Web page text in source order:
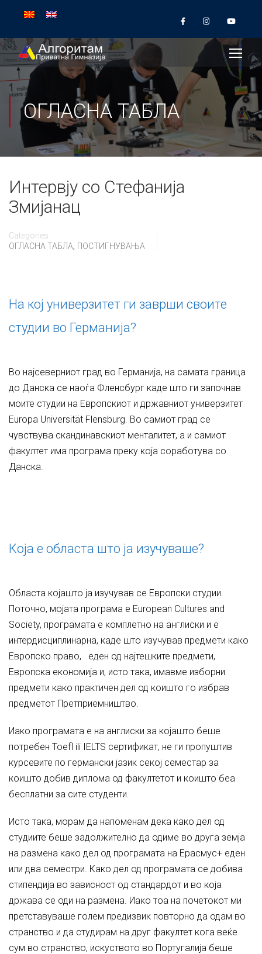
ОГЛАСНА ТАБЛА
Интервју со Стефанија
Змијанац
Categories
ОГЛАСНА ТАБЛА, ПОСТИГНУВАЊА
На кој универзитет ги заврши своите
студии во Германија?
Во најсеверниот град во Германија, на самата граница
до Данска се наоѓа Фленсбург каде што ги започнав
моите студии на Европскиот и државниот универзитет
Europa Universität Flensburg. Во самиот град се
чувствува скандинавскиот менталитет, а и самиот
факултет има програма преку која соработува со
Данска.
Која е областа што ја изучувашe?
Областа којашто ја изучував се Европски студии.
Поточно, мојата програма е European Cultures and
Society, програмата е комплетно на англиски и е
интердисциплинарна, каде што изучував предмети како
Европско право, еден од најтешките предмети,
Европска економија и, исто така, имавме изборни
предмети како практичен дел од коишто го избрав
предметот Претприемништво.
Иако програмата е на англиски за којашто беше
потребен Toefl ili IELTS сертификат, не ги пропуштив
курсевите по германски јазик секој семестар за
коишто добив диплома од факултетот и коишто беа
бесплатни за сите студенти.
Исто така, морам да напоменам дека како дел од
студиите беше задолжително да одиме во друга земја
на размена како дел од програмата на Ерасмус+ еден
или два семестри. Како дел од програмата се добива
стипендија во зависност oд стандардот и во која
држава се оди на размена. Иако тоа на почетокот ми
претставуваше голем предизвик повторно да одам во
странство и да студирам на друг факултет кога веќе
сум во странство, искуството во Португалија беше